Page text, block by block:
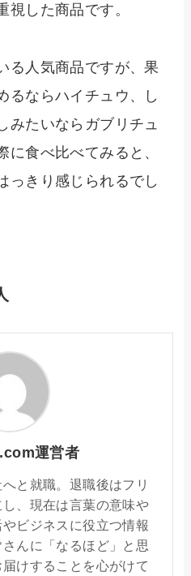
視した商品です。
る人気商品ですが、果
るならハイチュウ、し
みたいならガブリチュ
に食べ比べてみると、
っきり感じられるでし
運営者
と就職。退職後はフリ
、現在は言葉の意味や
ビジネスに役立つ情報
んに「なるほど」と思
けすることを心がけて